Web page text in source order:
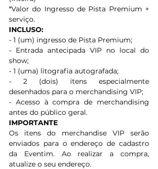
*Valor do Ingresso de Pista Premium +
serviço.
INCLUSO:
- 1 (um) ingresso de Pista Premium;
- Entrada antecipada VIP no local do
show;
- 1 (uma) litografia autografada;
- 2 (dois) itens especialmente
desenhados para o merchandising VIP;
- Acesso à compra de merchandising
antes do público geral.
IMPORTANTE
Os itens do merchandise VIP serão
enviados para o endereço de cadastro
da Eventim. Ao realizar a compra,
atualize o seu endereço.